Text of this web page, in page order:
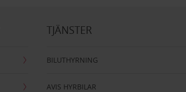
TJÄNSTER
BILUTHYRNING
AVIS HYRBILAR